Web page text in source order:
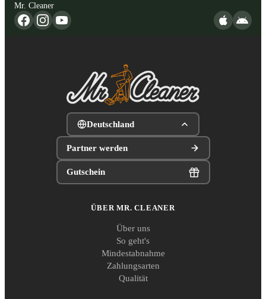
Mr. Cleaner
Deutschland
Partner werden
Gutschein
ÜBER MR. CLEANER
Über uns
So geht's
Mindestabnahme
Zahlungsarten
Qualität